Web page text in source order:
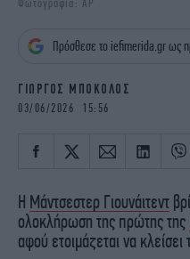
iBOOKS
OSCARS
NEWSLETTER
Φωτογραφία: AP
Πρόσθεσε το iefimerida.gr ως
ΓΙΩΡΓΟΣ ΜΠΟΚΟΛΟΣ
03/06/2026 15:56
Η Μάντσεστερ Γιουνάιτεντ
ολοκλήρωση της πρώτης της
αφού ετοιμάζεται να κλείσει